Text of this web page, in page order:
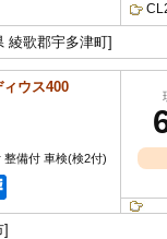
綾歌郡宇多津町]
ウス400
整備付 車検(検2付)
]